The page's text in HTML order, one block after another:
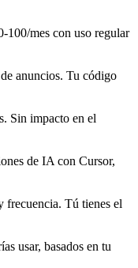
100/mes con uso regular
anuncios. Tu código
Sin impacto en el
de IA con Cursor,
frecuencia. Tú tienes el
usar, basados en tu